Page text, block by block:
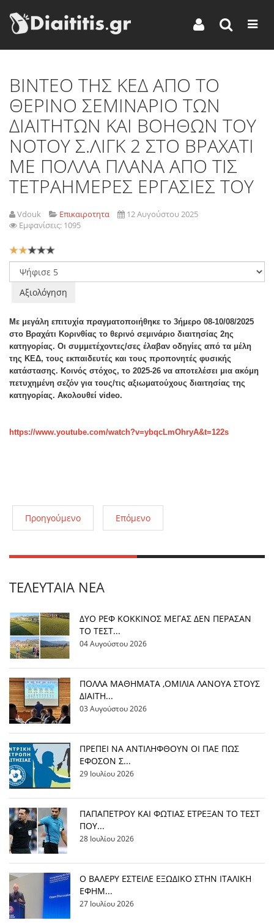
ΒΙΝΤΕΟ ΤΗΣ ΚΕΔ ΑΠΟ ΤΟ
ΘΕΡΙΝΟ ΣΕΜΙΝΑΡΙΟ ΤΩΝ
ΔΙΑΙΤΗΤΩΝ ΚΑΙ ΒΟΗΘΩΝ ΤΟΥ
ΝΟΤΟΥ Σ.ΛΙΓΚ 2 ΣΤΟ ΒΡΑΧΑΤΙ
ΜΕ ΠΟΛΛΑ ΠΛΑΝΑ ΑΠΟ ΤΙΣ
ΤΕΤΡΑΗΜΕΡΕΣ ΕΡΓΑΣΙΕΣ ΤΟΥ
Vdouk Επικαιροτητα
12 Αυγούστου 2025
Εμφανίσεις: 1095
Αξιολόγηση
Χρήστη:2/5
Παρακαλώ
αξιολογήστε
Με μεγάλη επιτυχία πραγματοποιήθηκε το 3ήμερο 08-10/08/2025
στο Βραχάτι Κορινθίας το θερινό σεμινάριο διαιτησίας 2ης
κατηγορίας. Οι συμμετέχοντες/σες έλαβαν οδηγίες από τα μέλη
της ΚΕΔ, τους εκπαιδευτές και τους προπονητές φυσικής
κατάστασης. Κοινός στόχος, το 2025-26 να αποτελέσει μια ακόμη
πετυχημένη σεζόν για τους/τις αξιωματούχους διαιτησίας της
κατηγορίας. Ακολουθεί video.
https://www.youtube.com/watch?v=ybqcLmOhryA&t=122s
Προηγούμενο Επόμενο
ΤΕΛΕΥΤΑΊΑ ΝΈΑ
ΔΥΟ ΡΕΦ ΚΟΚΚΙΝΟΣ ΜΕΓΑΣ ΔΕΝ ΠΕΡΑΣΑΝ
ΤΟ ΤΕΣΤ...
04 Αυγούστου 2026
ΠΟΛΛΑ ΜΑΘΗΜΑΤΑ ,ΟΜΙΛΙΑ ΛΑΝΟΥΑ ΣΤΟΥΣ
ΔΙΑΙΤΗ...
03 Αυγούστου 2026
ΠΡΕΠΕΙ ΝΑ ΑΝΤΙΛΗΦΘΟΥΝ ΟΙ ΠΑΕ ΠΩΣ
ΕΦΟΣΟΝ Σ...
29 Ιουλίου 2026
ΠΑΠΑΠΕΤΡΟΥ ΚΑΙ ΦΩΤΙΑΣ ΕΤΡΕΞΑΝ ΤΟ ΤΕΣΤ
ΠΟΥ...
28 Ιουλίου 2026
Ο ΒΑΛΕΡΥ ΕΣΤΕΙΛΕ ΕΞΩΔΙΚΟ ΣΤΗΝ ΙΤΑΛΙΚΗ
ΕΦΗΜ...
27 Ιουλίου 2026